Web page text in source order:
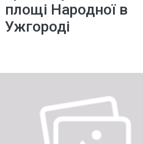
площі Народної в
Ужгороді